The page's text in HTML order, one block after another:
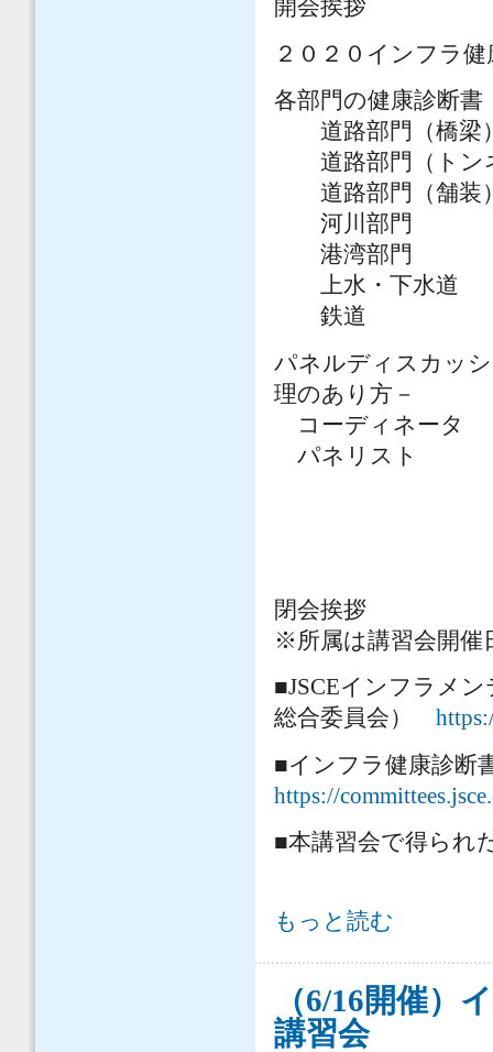
開会挨拶 橋
２０２０インフラ
各部門の健康診断書
道路部門（橋梁
道路部門（トンネ
道路部門（舗装
河川部門 戸
港湾部門 岩
上水・下水道
鉄道 野澤
パネルディスカッ
理のあり方－
コーディネータ
パネリスト 家
閉会挨拶 家田
※所属は講習会開催
■JSCEインフラメ
総合委員会）
■インフラ健康診
https://
■本講習会で得ら
【アーカイブ公開】インフラの健
もっと読む
（6/16開催）
講習会